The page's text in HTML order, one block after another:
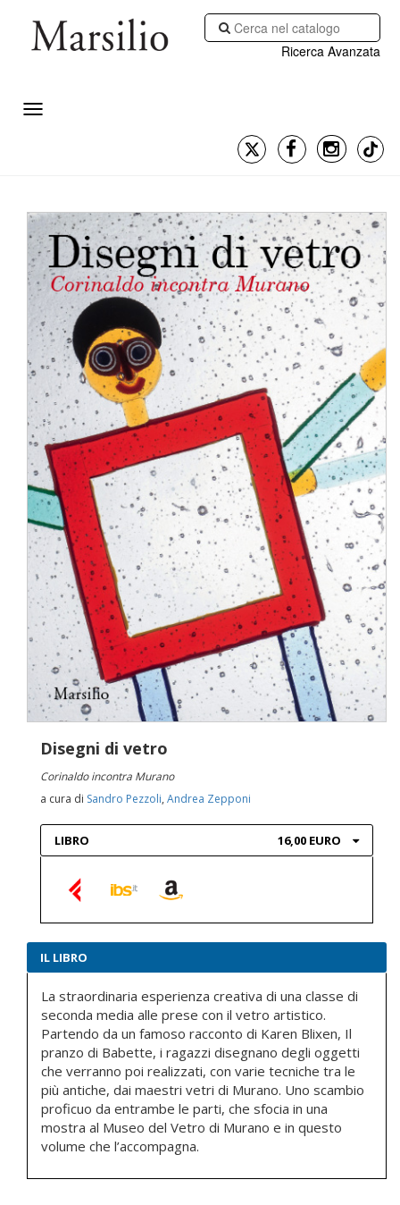
Ricerca Avanzata
Disegni di vetro
Corinaldo incontra Murano
a cura di Sandro Pezzoli, Andrea Zepponi
LIBRO 16,00 EURO
IL LIBRO
La straordinaria esperienza creativa di una classe di
seconda media alle prese con il vetro artistico.
Partendo da un famoso racconto di Karen Blixen, Il
pranzo di Babette, i ragazzi disegnano degli oggetti
che verranno poi realizzati, con varie tecniche tra le
più antiche, dai maestri vetri di Murano. Uno scambio
proficuo da entrambe le parti, che sfocia in una
mostra al Museo del Vetro di Murano e in questo
volume che l’accompagna.